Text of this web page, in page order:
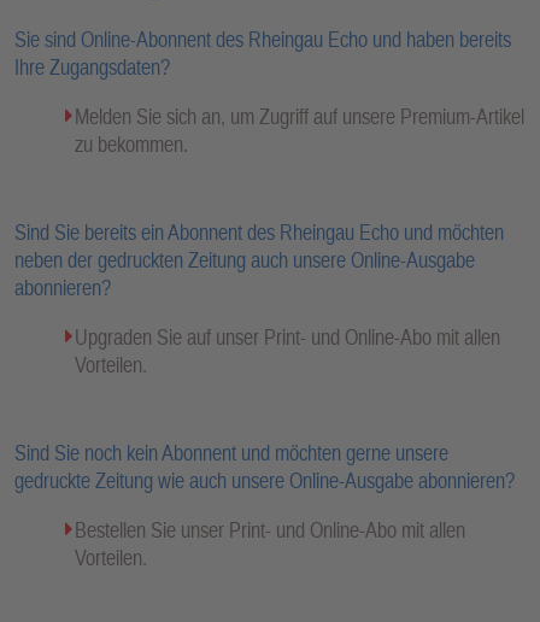
Sie sind Online-Abonnent des Rheingau Echo und haben bereits
Ihre Zugangsdaten?
Melden Sie sich an, um Zugriff auf unsere Premium-Artikel
zu bekommen.
Sind Sie bereits ein Abonnent des Rheingau Echo und möchten
neben der gedruckten Zeitung auch unsere Online-Ausgabe
abonnieren?
Upgraden Sie auf unser Print- und Online-Abo mit allen
Vorteilen.
Sind Sie noch kein Abonnent und möchten gerne unsere
gedruckte Zeitung wie auch unsere Online-Ausgabe abonnieren?
Bestellen Sie unser Print- und Online-Abo mit allen
Vorteilen.